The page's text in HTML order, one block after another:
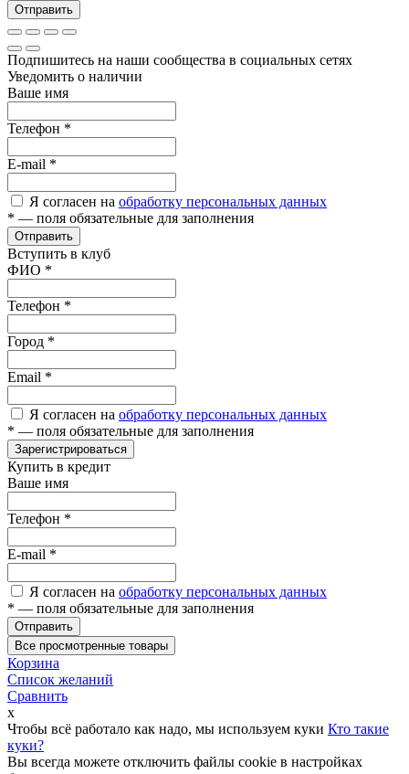
Отправить
Подпишитесь на наши сообщества в социальных сетях
Уведомить о наличии
Ваше имя
Телефон *
E-mail *
Я согласен на обработку персональных данных
* — поля обязательные для заполнения
Отправить
Вступить в клуб
ФИО *
Телефон *
Город *
Email *
Я согласен на обработку персональных данных
* — поля обязательные для заполнения
Зарегистрироваться
Купить в кредит
Ваше имя
Телефон *
E-mail *
Я согласен на обработку персональных данных
* — поля обязательные для заполнения
Отправить
Все просмотренные товары
Корзина
Список желаний
Сравнить
x
Чтобы всё работало как надо, мы используем куки Кто такие
куки?
Вы всегда можете отключить файлы cookie в настройках